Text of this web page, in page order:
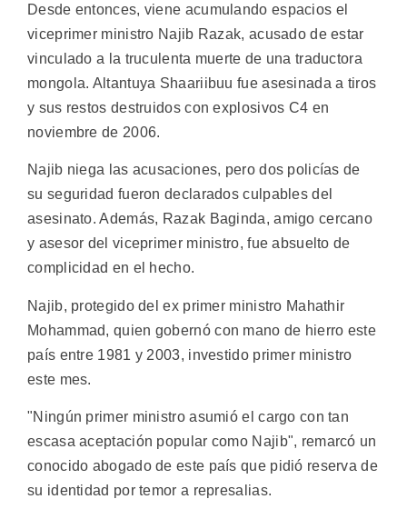
Desde entonces, viene acumulando espacios el
viceprimer ministro Najib Razak, acusado de estar
vinculado a la truculenta muerte de una traductora
mongola. Altantuya Shaariibuu fue asesinada a tiros
y sus restos destruidos con explosivos C4 en
noviembre de 2006.
Najib niega las acusaciones, pero dos policías de
su seguridad fueron declarados culpables del
asesinato. Además, Razak Baginda, amigo cercano
y asesor del viceprimer ministro, fue absuelto de
complicidad en el hecho.
Najib, protegido del ex primer ministro Mahathir
Mohammad, quien gobernó con mano de hierro este
país entre 1981 y 2003, investido primer ministro
este mes.
"Ningún primer ministro asumió el cargo con tan
escasa aceptación popular como Najib", remarcó un
conocido abogado de este país que pidió reserva de
su identidad por temor a represalias.